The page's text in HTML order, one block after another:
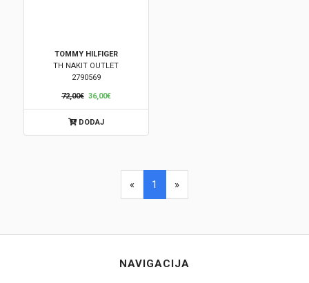
Swiss🇨🇭
Satovi
Outlet
TOMMY HILFIGER
TH NAKIT OUTLET
2790569
72,00€ 36,00€
DODAJ
« 1 »
NAVIGACIJA